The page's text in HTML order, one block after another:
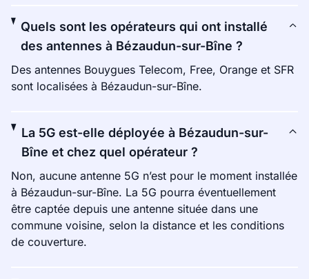
Quels sont les opérateurs qui ont installé
des antennes à Bézaudun-sur-Bîne ?
Des antennes Bouygues Telecom, Free, Orange et SFR
sont localisées à Bézaudun-sur-Bîne.
La 5G est-elle déployée à Bézaudun-sur-
Bîne et chez quel opérateur ?
Non, aucune antenne 5G n’est pour le moment installée
à Bézaudun-sur-Bîne. La 5G pourra éventuellement
être captée depuis une antenne située dans une
commune voisine, selon la distance et les conditions
de couverture.